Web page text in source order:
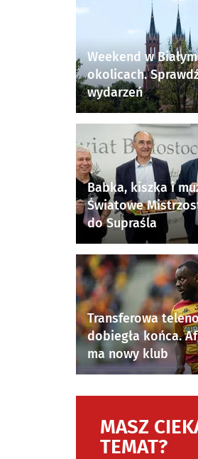
Weekend w
okolicach.
wydarzeń
Babka, kiszka i
Światowe
do Supraśla
Transferowa
dobiegła końca.
ma nowy klub
MASZ
TEMAT?